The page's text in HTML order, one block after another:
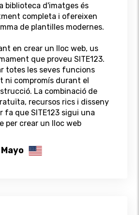
biblioteca d'imatges és
completa i ofereixen
de plantilles modernes.
en crear un lloc web, us
que proveu SITE123.
totes les seves funcions
ni compromís durant el
La combinació de
recursos rics i disseny
que SITE123 sigui una
per crear un lloc web